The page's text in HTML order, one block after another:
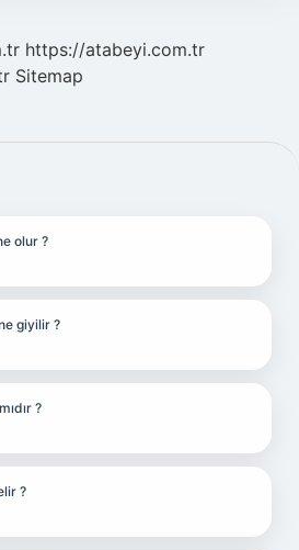
https://atabeyi.com.tr
Sitemap
olur ?
giyilir ?
?
?